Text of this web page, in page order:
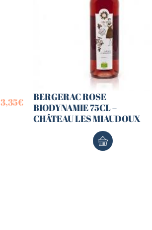
3,35€
BERGERAC ROSE
BIODYNAMIE 75CL –
CHÂTEAU LES MIAUDOUX